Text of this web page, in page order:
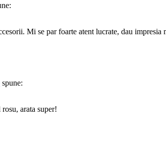
Mi se par foarte atent lucrate, dau
spune:
arata super!